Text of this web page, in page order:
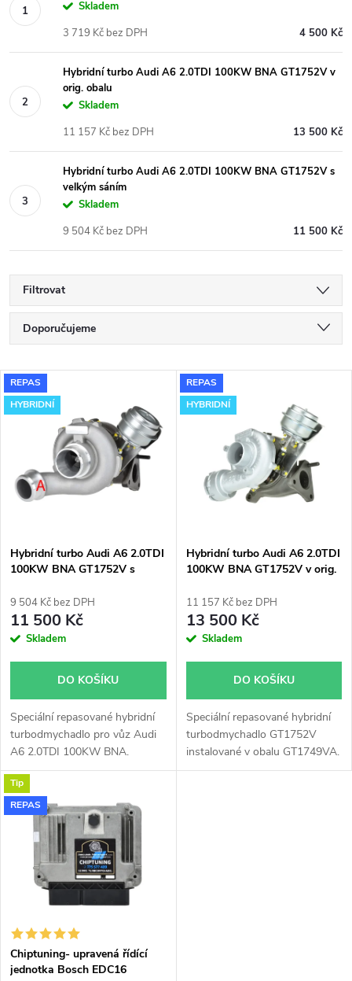
Skladem
4 500 Kč
3 719 Kč bez DPH
Hybridní turbo Audi A6 2.0TDI 100KW BNA GT1752V v
orig. obalu
Skladem
13 500 Kč
11 157 Kč bez DPH
Hybridní turbo Audi A6 2.0TDI 100KW BNA GT1752V s
velkým sáním
Skladem
11 500 Kč
9 504 Kč bez DPH
Filtrovat
Ř
a
z
n
p
r
o
u
k
t
Doporučujeme
Nejdražší
Nejprodávanější
Abecedně
V
ý
p
i
s
p
r
o
d
u
k
t
REPAS
HYBRIDNÍ
Hybridní turbo Audi A6 2.0TDI
100KW BNA GT1752V s
9 504 Kč bez DPH
11 500 Kč
Skladem
DO KOŠÍKU
Speciální repasované hybridní
turbodmychadlo pro vůz Audi
A6 2.0TDI 100KW BNA.
REPAS
HYBRIDNÍ
Hybridní turbo Audi A6 2.0TDI
100KW BNA GT1752V v orig.
11 157 Kč bez DPH
13 500 Kč
Skladem
DO KOŠÍKU
Speciální repasované hybridní
turbodmychadlo GT1752V
instalované v obalu GT1749VA.
Vhodné zejména k
Tip
REPAS
Chiptuning- upravená řídící
jednotka Bosch EDC16